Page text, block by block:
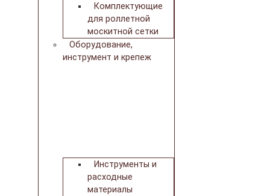
Комплектующие
для роллетной
москитной сетки
Оборудование,
инструмент и крепеж
Инструменты и
расходные
материалы